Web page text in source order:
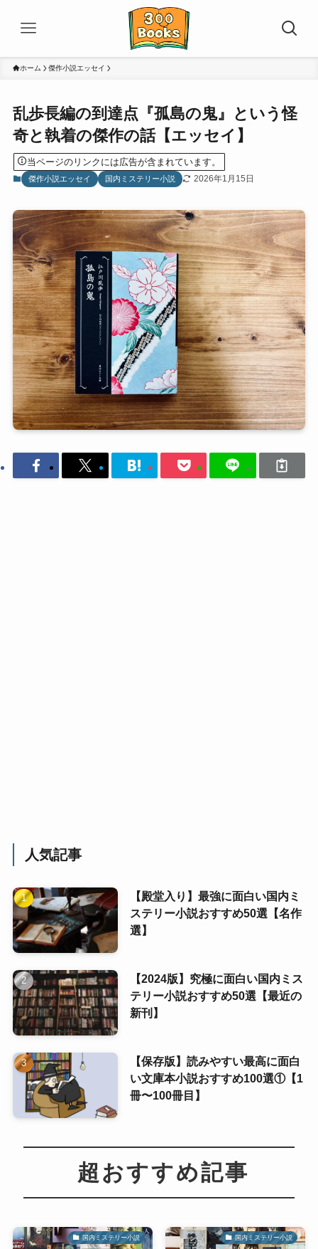
ホーム 傑作小説エッセイ
乱歩長編の到達点『孤島の鬼』という怪
奇と執着の傑作の話【エッセイ】
当ページのリンクには広告が含まれています。
傑作小説エッセイ 国内ミステリー小説 2026年1月15日
人気記事
【殿堂入り】最強に面白い国内ミ
ステリー小説おすすめ50選【名作
選】
【2024版】究極に面白い国内ミス
テリー小説おすすめ50選【最近の
新刊】
【保存版】読みやすい最高に面白
い文庫本小説おすすめ100選①【1
冊〜100冊目】
超おすすめ記事
国内ミステリー小説 国内ミステリー小説